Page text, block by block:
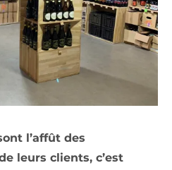
l’affût des
leurs clients, c’est